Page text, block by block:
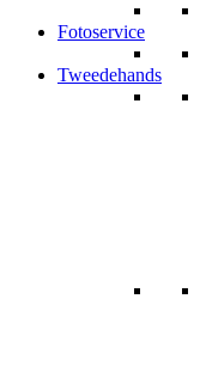
Fotoservice
Tweedehands